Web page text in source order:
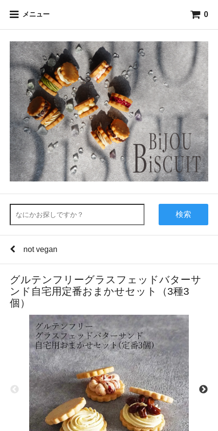
メニュー 0
検索
not vegan
グルテンフリーグラスフェッドバターサ
ンド自宅用定番おまかせセット（3種3
個）